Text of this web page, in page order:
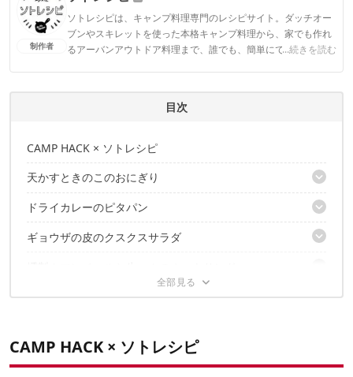
CAMP HACK編集部のプロフィール
制作者
ソトレシピは、キャンプ料理専門のレシピサイト。ダッチオー
ブンやスキレットを使った本格キャンプ料理から、家でも作れ
るアーバンアウトドア料理まで、誰でも、簡単にできて、しか
...続きを読む
目次
CAMP HACK × ソトレシピ
天かすときのこのおにぎり
道具
材料
ドライカレーのピタパン
道具
ギョウザの皮のクスクスサラダ
道具
シェフのひとこと
焼きポテチーズと焼きチョコチーズ
調理時間
材料
CAMP HACK × ソトレシピ